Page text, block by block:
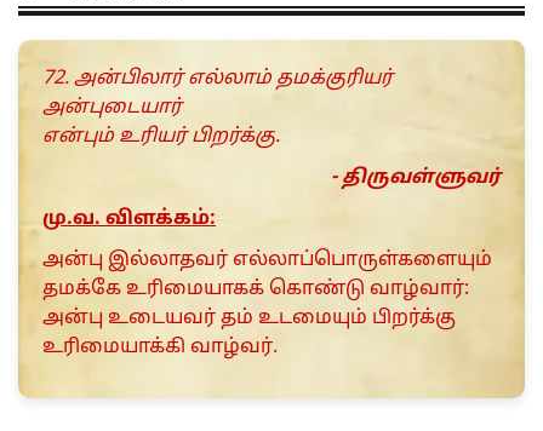
72. அன்பிலார் எல்லாம் தமக்குரியர்
அன்புடையார்
என்பும் உரியர் பிறர்க்கு.
- திருவள்ளுவர்
மு.வ. விளக்கம்:
அன்பு இல்லாதவர் எல்லாப்பொருள்களையும்
தமக்கே உரிமையாகக் கொண்டு வாழ்வார்:
அன்பு உடையவர் தம் உடமையும் பிறர்க்கு
உரிமையாக்கி வாழ்வர்.